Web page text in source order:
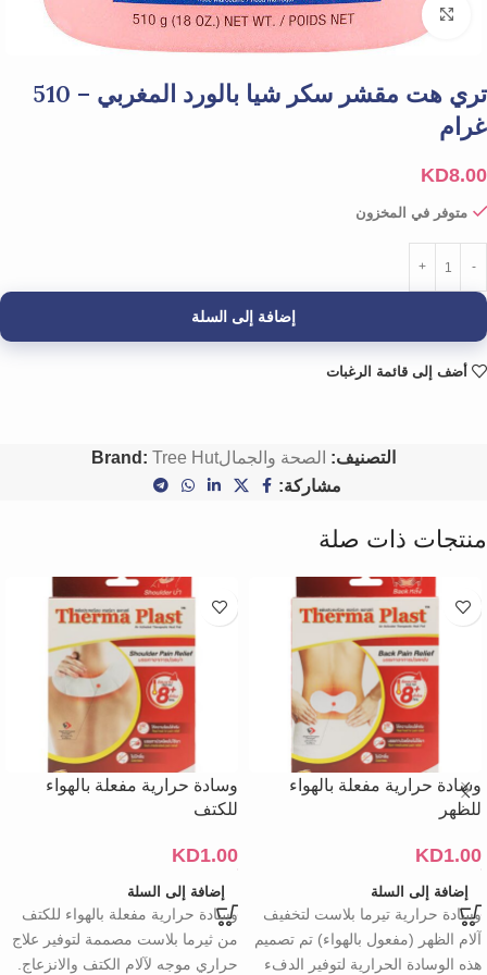
Click to enlarge
تري هت مقشر سكر شيا بالورد المغربي – 510
غرام
KD8.00
متوفر في المخزون
إضافة إلى السلة
أضف إلى قائمة الرغبات
التصنيف: الصحة والجمال Brand: Tree Hut
مشاركة:
منتجات ذات صلة
وسادة حرارية مفعلة بالهواء
للظهر
KD1.00
إضافة إلى السلة
وسادة حرارية تيرما بلاست لتخفيف
آلام الظهر (مفعول بالهواء) تم تصميم
هذه الوسادة الحرارية لتوفير الدفء
وسادة حرارية مفعلة بالهواء
للكتف
KD1.00
إضافة إلى السلة
وسادة حرارية مفعلة بالهواء للكتف
من ثيرما بلاست مصممة لتوفير علاج
حراري موجه لآلام الكتف والانزعاج.